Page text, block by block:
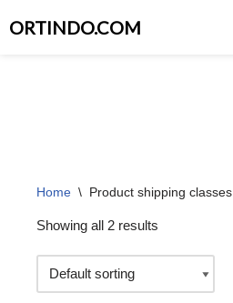
Home \ Product shipping classes
Showing all 2 results
ORTINDO.COM